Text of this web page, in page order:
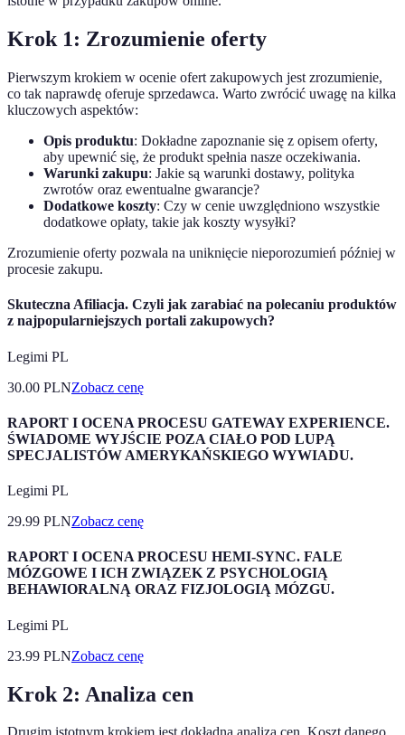
Krok 1: Zrozumienie oferty
Pierwszym krokiem w ocenie ofert zakupowych jest zrozumienie,
co tak naprawdę oferuje sprzedawca. Warto zwrócić uwagę na kilka
kluczowych aspektów:
Opis produktu: Dokładne zapoznanie się z opisem oferty,
aby upewnić się, że produkt spełnia nasze oczekiwania.
Warunki zakupu: Jakie są warunki dostawy, polityka
zwrotów oraz ewentualne gwarancje?
Dodatkowe koszty: Czy w cenie uwzględniono wszystkie
dodatkowe opłaty, takie jak koszty wysyłki?
Zrozumienie oferty pozwala na uniknięcie nieporozumień później w
procesie zakupu.
Skuteczna Afiliacja. Czyli jak zarabiać na polecaniu produktów
z najpopularniejszych portali zakupowych?
Legimi PL
30.00 PLNZobacz cenę
RAPORT I OCENA PROCESU GATEWAY EXPERIENCE.
ŚWIADOME WYJŚCIE POZA CIAŁO POD LUPĄ
SPECJALISTÓW AMERYKAŃSKIEGO WYWIADU.
Legimi PL
29.99 PLNZobacz cenę
RAPORT I OCENA PROCESU HEMI-SYNC. FALE
MÓZGOWE I ICH ZWIĄZEK Z PSYCHOLOGIĄ
BEHAWIORALNĄ ORAZ FIZJOLOGIĄ MÓZGU.
Legimi PL
23.99 PLNZobacz cenę
Krok 2: Analiza cen